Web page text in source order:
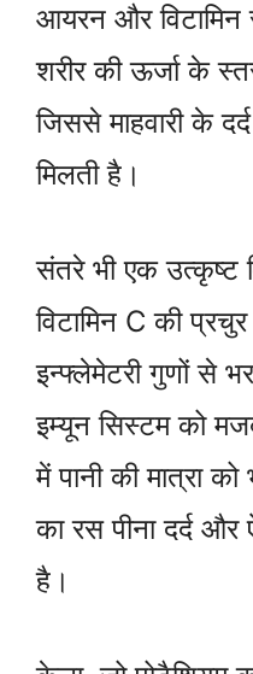
आयरन और विटामिन
शरीर की ऊर्जा के
जिससे माहवारी के
मिलती है।
संतरे भी एक उत्कृष्ट
विटामिन C की प्रचुर
इन्फ्लेमेटरी गुणों से
इम्यून सिस्टम को
में पानी की मात्रा
का रस पीना दर्द
है।